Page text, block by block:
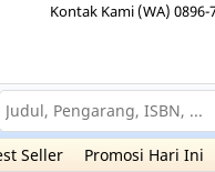
Kontak Kami (WA) 0896-
Seller Promosi Hari Ini